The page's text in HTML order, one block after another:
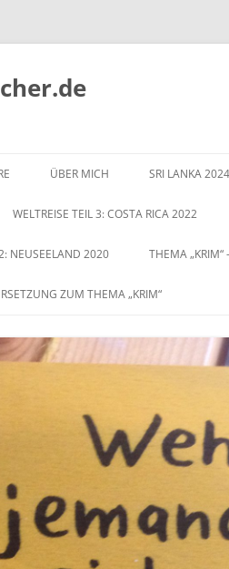
Inhalt
ÜBER MICH SRI LANKA
WELTREISE TEIL 3: COSTA RICA 2022
NEUSEELAND 2020 THEMA „KRIM“
ZUM THEMA „KRIM“